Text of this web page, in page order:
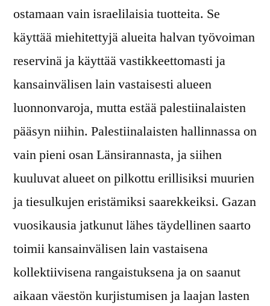
ostamaan vain israelilaisia tuotteita. Se
käyttää miehitettyjä alueita halvan työvoiman
reservinä ja käyttää vastikkeettomasti ja
kansainvälisen lain vastaisesti alueen
luonnonvaroja, mutta estää palestiinalaisten
pääsyn niihin. Palestiinalaisten hallinnassa on
vain pieni osan Länsirannasta, ja siihen
kuuluvat alueet on pilkottu erillisiksi muurien
ja tiesulkujen eristämiksi saarekkeiksi. Gazan
vuosikausia jatkunut lähes täydellinen saarto
toimii kansainvälisen lain vastaisena
kollektiivisena rangaistuksena ja on saanut
aikaan väestön kurjistumisen ja laajan lasten